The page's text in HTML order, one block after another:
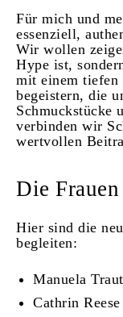
Für mich und
essenziell,
Wir wollen
Hype ist,
mit einem tiefen
begeistern, die
Schmuckstücke
verbinden wir
wertvollen
Die
Hier sind die
begleiten:
Manuela
Cathrin